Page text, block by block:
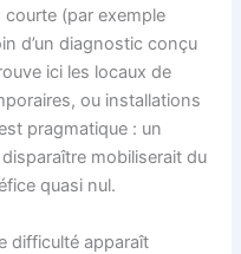
(par exemple
d’un diagnostic conçu
ici les locaux de
ou installations
pragmatique : un
mobiliserait du
quasi nul.
difficulté apparaît